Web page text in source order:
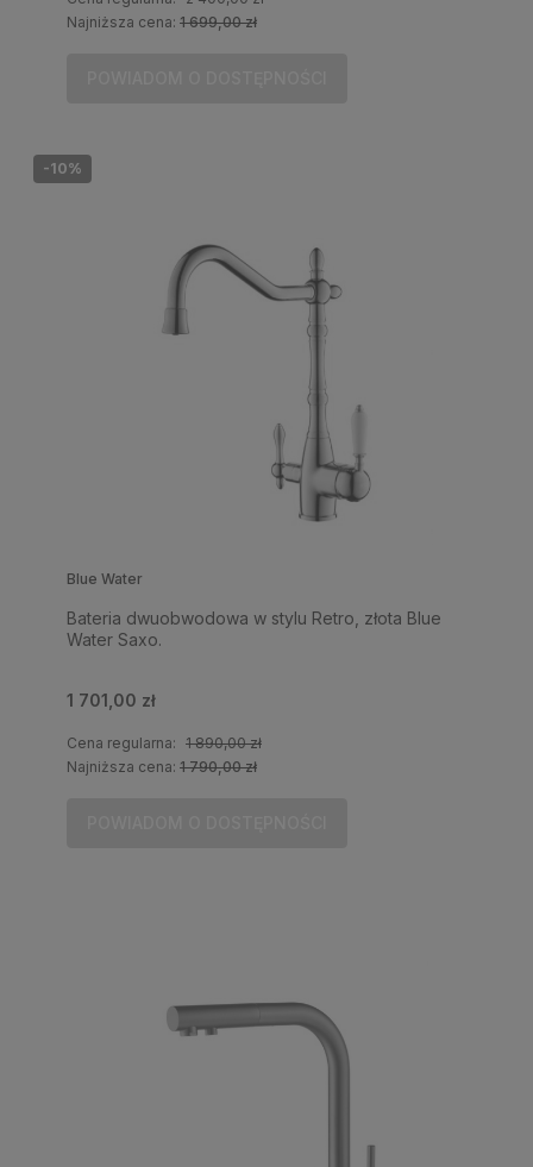
Najniższa cena: 1 699,00 zł
Blue Water
Bateria dwuobwodowa w stylu Retro, złota Blue
Water Saxo.
1 701,00 zł
Cena regularna: 1 890,00 zł
Najniższa cena: 1 790,00 zł
-10%